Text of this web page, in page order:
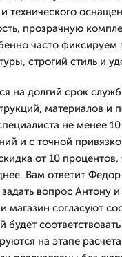
технического
прозрачную
часто
строгий стиль и
на долгий срок
материалов
не менее
и с точной
от 10
Вам ответит
вопрос Антону
магазин согласуют
будет
на этапе